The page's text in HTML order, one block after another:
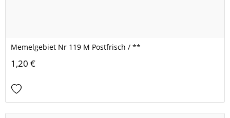
Memelgebiet Nr 119 M Postfrisch / **
1,20 €